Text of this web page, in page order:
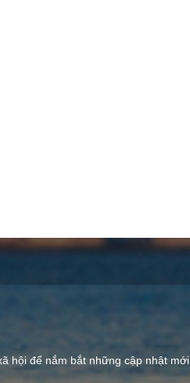
hội để nắm bắt những cập nhật mới